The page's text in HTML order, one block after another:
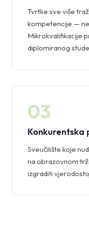
Tvrtke sve više
kompetencije —
Mikrokvalifikacije
diplomiranog
03
Konkurentska
Sveučilište koje
na obrazovnom
izgraditi